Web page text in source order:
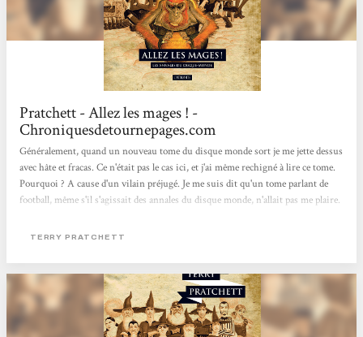
Pratchett - Allez les mages ! -
Chroniquesdetournepages.com
Généralement, quand un nouveau tome du disque monde sort je me jette dessus
avec hâte et fracas. Ce n'était pas le cas ici, et j'ai même rechigné à lire ce tome.
Pourquoi ? A cause d'un vilain préjugé. Je me suis dit qu'un tome parlant de
football, même s'il s'agissait des annales du disque monde, n'allait pas me plaire.
souvent quand je juge sans savoir. L'idée de base est simple, Cogite Stitbon,
postes...
TERRY PRATCHETT